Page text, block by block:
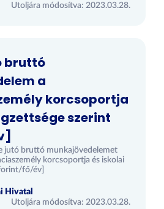
Utoljára módosítva: 2023.03.28.
bruttó
a
korcsoportja
szerint
jutó bruttó munkajövedelemet
korcsoportja és iskolai
fő/év]
Hivatal
Utoljára módosítva: 2023.03.28.